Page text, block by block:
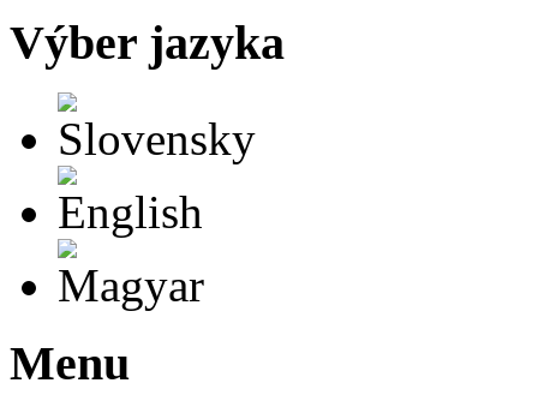
Výber jazyka
Menu